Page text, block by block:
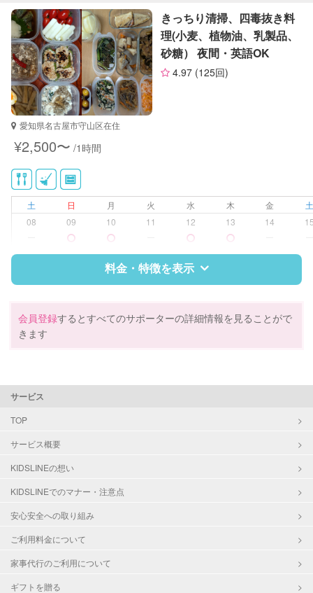
特徴 料金 レビュー
サポートの特徴
資格 調理師
対応可能/特徴
掃除（洗面所、お風呂場、お手洗
ゴミの分別/ゴミ出し
近隣買い物
家庭料理
作り置き料理
早朝対応
夜間対応
庭の手入れ/植木の水やり
片付け/整理整頓
きっちり清掃、四毒抜き料
理(小麦、植物油、乳製品、
砂糖） 夜間・英語OK
4.97 (125回)
愛知県名古屋市守山区在住
¥2,500〜 /1時間
土 日 月 火 水 木 金
08
09 10 11 12 13 14
料金・特徴を表示
資格 なし
対応可能/特徴
会員登録するとすべてのサポーターの詳細情報を見ることがで
きます
サービス
TOP
サービス概要
KIDSLINEの想い
KIDSLINEでのマナー・注意点
安心安全への取り組み
ご利用料金について
家事代行のご利用について
ギフトを贈る